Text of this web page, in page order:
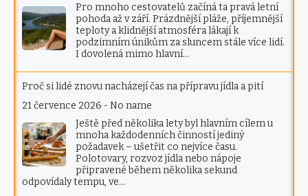
Pro mnoho cestovatelů začíná ta pravá letní
pohoda až v září. Prázdnější pláže, příjemnější
teploty a klidnější atmosféra lákají k
podzimním únikům za sluncem stále více lidí.
I dovolená mimo hlavní…
Proč si lidé znovu nacházejí čas na přípravu jídla a pití
21 července 2026 -No name
Ještě před několika lety byl hlavním cílem u
mnoha každodenních činností jediný
požadavek – ušetřit co nejvíce času.
Polotovary, rozvoz jídla nebo nápoje
připravené během několika sekund
odpovídaly tempu, ve…